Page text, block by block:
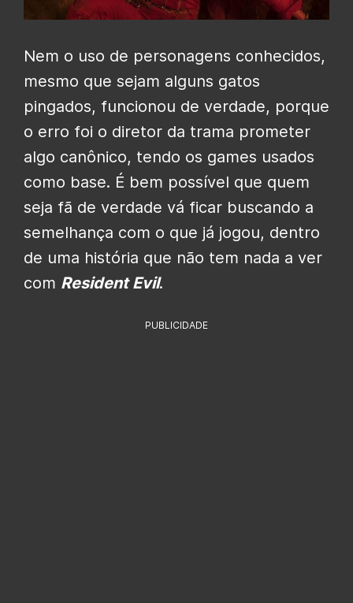
Nem o uso de personagens conhecidos,
mesmo que sejam alguns gatos
pingados, funcionou de verdade, porque
o erro foi o diretor da trama prometer
algo canônico, tendo os games usados
como base. É bem possível que quem
seja fã de verdade vá ficar buscando a
semelhança com o que já jogou, dentro
de uma história que não tem nada a ver
com Resident Evil.
PUBLICIDADE